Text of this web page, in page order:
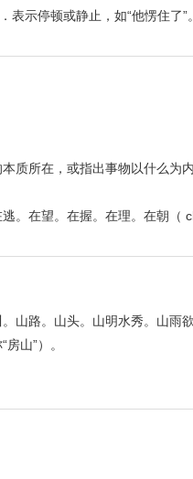
表示停顿或静止，如“他愣住了
质所在，或指出事物以什么为
。在望。在握。在理。在朝（
山路。山头。山明水秀。山雨
山”）。